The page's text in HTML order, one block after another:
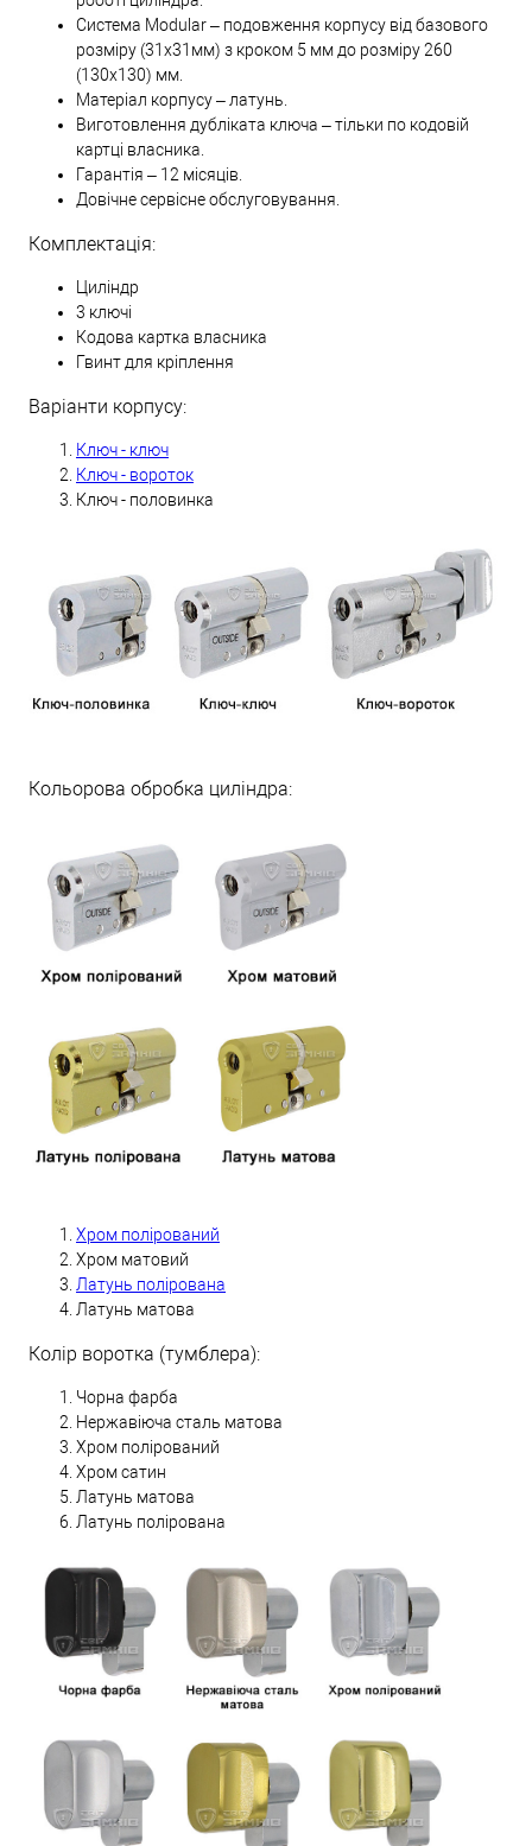
Система Modular – подовження корпусу від базового
розміру (31х31мм) з кроком 5 мм до розміру 260
(130х130) мм.
Матеріал корпусу – латунь.
Виготовлення дубліката ключа – тільки по кодовій
картці власника.
Гарантія – 12 місяців.
Довічне сервісне обслуговування.
Комплектація:
Циліндр
3 ключі
Кодова картка власника
Гвинт для кріплення
Варіанти корпусу:
Ключ - ключ
Ключ - вороток
Ключ - половинка
Кольорова обробка циліндра:
Хром полірований
Хром матовий
Латунь полірована
Латунь матова
Колір воротка (тумблера):
Чорна фарба
Нержавіюча сталь матова
Хром полірований
Хром сатин
Латунь матова
Латунь полірована